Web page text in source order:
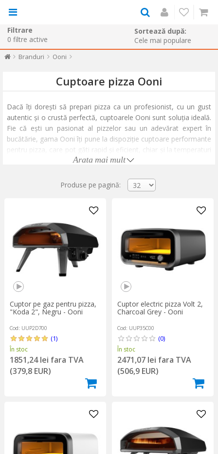
Filtrare
0 filtre active
Sortează după:
Branduri Ooni
Cuptoare pizza Ooni
Dacă îți dorești să prepari pizza ca un profesionist, cu un gust
autentic și o crustă perfectă, cuptoarele Ooni sunt soluția ideală.
Fie că ești un pasionat al pizzelor sau un adevărat expert în
bucătărie, gama Ooni îți pune la dispoziție cuptoare performante
pentru pizza, care pot găti rapid și eficient, chiar și la temperaturi
extrem de ridicate. De laOoni Koda 12la
acoperind o gamă largă de nevoi pentru iubitorii de pizza.
care este modelul perfect pentru a-ți transforma grădina sau
pe gaz sau pe lemne, cuptoarele Ooni sunt ideale pentru gătirea
rapidă a pizzelor, economisind timp și aducând un plus de
savoare fiecărei rețete.
Arata mai mult
Produse pe pagină:
Cuptor pe gaz pentru pizza,
"Koda 2", Negru - Ooni
Cod: UUP2D700
(1)
În stoc
1851,24 lei fara TVA
(379,8 EUR)
Cuptor electric pizza Volt 2,
Charcoal Grey - Ooni
Cod: UUP35C00
(0)
În stoc
2471,07 lei fara TVA
(506,9 EUR)